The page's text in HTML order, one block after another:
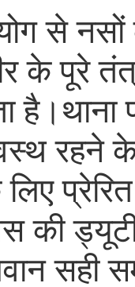
से
के पूरे
है।थाना
रहने
की
सही